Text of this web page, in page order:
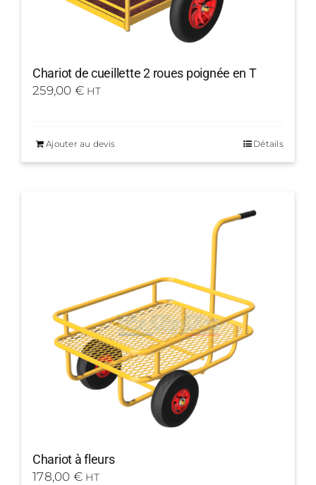
Chariot de cueillette 2 roues poignée en T
259,00 € HT
Ajouter au devis Détails
Chariot à fleurs
178,00 € HT